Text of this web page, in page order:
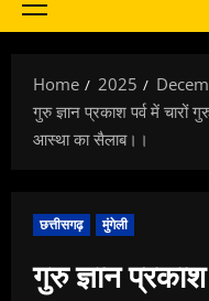
Primary
Home 2025
गुरु ज्ञान प्रकाश पर्व में चारों
आस्था का सैलाब।।
छत्तीसगढ़ मुंगेली
गुरु ज्ञान